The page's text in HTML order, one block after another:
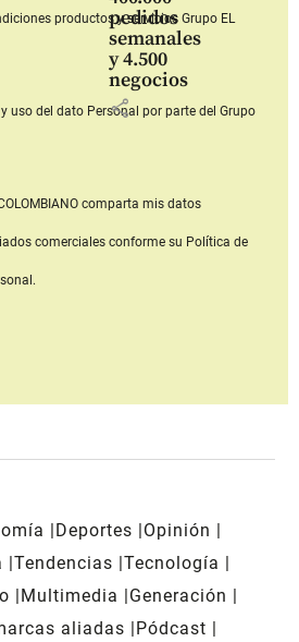
pedidos
semanales
y 4.500
negocios
share
productos y serviciosGrupo EL
uso del dato Personal por parte del Grupo
comparta mis datos
comerciales conforme su Política de
Deportes
Opinión
Tendencias Tecnología
Multimedia
Generación
aliadas
Pódcast